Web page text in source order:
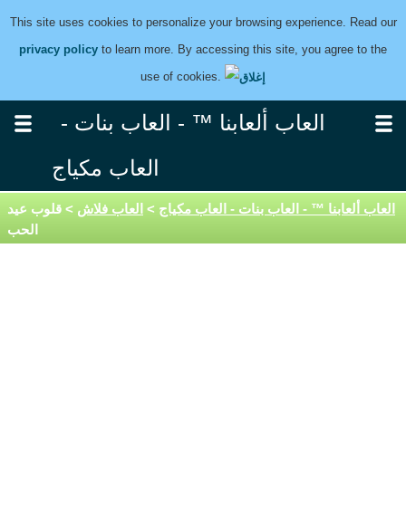
This site uses cookies to personalize your browsing experience. Read our
privacy policy to learn more. By accessing this site, you agree to the
use of cookies.
العاب ألعابنا ™ - العاب بنات -
العاب مكياج
العاب ألعابنا ™ - العاب بنات - العاب مكياج > العاب فلاش > قلوب عيد
الحب